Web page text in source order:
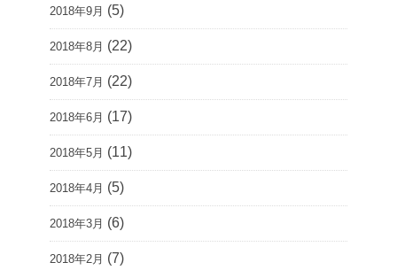
2018年9月 (5)
2018年8月 (22)
2018年7月 (22)
2018年6月 (17)
2018年5月 (11)
2018年4月 (5)
2018年3月 (6)
2018年2月 (7)